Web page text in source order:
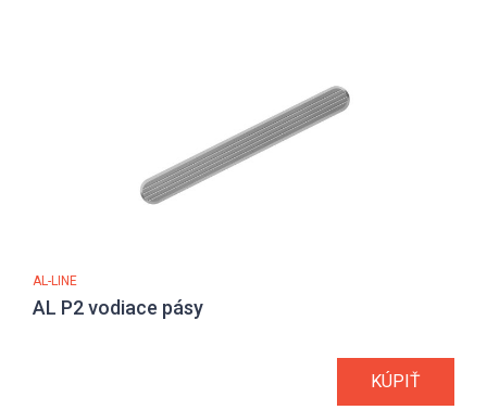
AL-LINE
AL P2 vodiace pásy
KÚPIŤ